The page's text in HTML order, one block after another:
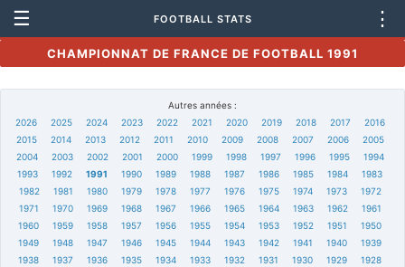
☰ FOOTBALL STATS ⋮
CHAMPIONNAT DE FRANCE DE FOOTBALL 1991
Autres années :
2026
2025 2024 2023 2022 2021 2020 2019 2018 2017
2016
2015
2014 2013 2012 2011 2010 2009 2008 2007 2006
2005
2004
2003 2002 2001 2000 1999 1998 1997 1996 1995
1994
1993
1992 1991 1990 1989 1988 1987 1986 1985 1984
1983
1982
1981 1980 1979 1978 1977 1976 1975 1974 1973
1972
1971
1970 1969 1968 1967 1966 1965 1964 1963 1962
1961
1960
1959 1958 1957 1956 1955 1954 1953 1952 1951
1950
1949
1948 1947 1946 1945 1944 1943 1942 1941 1940
1939
1938
1937 1936 1935 1934 1933 1932 1931 1930 1929
1928